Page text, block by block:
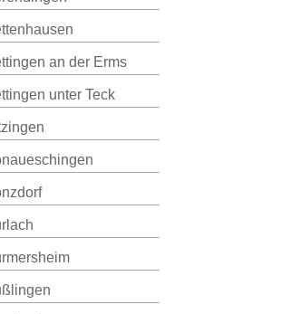
an der Erms
unter Teck